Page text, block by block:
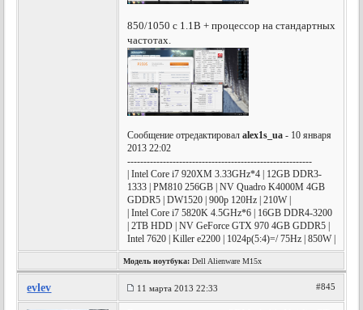
850/1050 с 1.1В + процессор на стандартных
частотах.
Сообщение отредактировалalex1s_ua - 10 января
2013 22:02
---------------------------------------------------------
| Intel Core i7 920XM 3.33GHz*4 | 12GB DDR3-
1333 | PM810 256GB | NV Quadro K4000M 4GB
GDDR5 | DW1520 | 900p 120Hz | 210W |
| Intel Core i7 5820K 4.5GHz*6 | 16GB DDR4-3200
| 2TB HDD | NV GeForce GTX 970 4GB GDDR5 |
Intel 7620 | Killer e2200 | 1024p(5:4)=/ 75Hz | 850W |
Модель ноутбука: Dell Alienware M15x
evlev 11 марта 2013 22:33 #845